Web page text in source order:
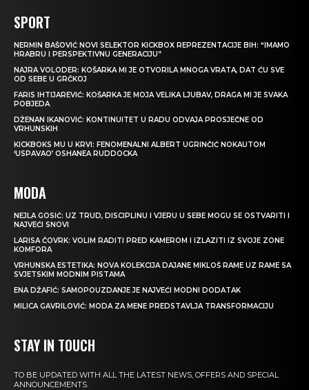
SPORT
NERMIN BAŠOVIĆ NOVI SELEKTOR KICKBOX REPREZENTACIJE BIH: “IMAMO
HRABRU I PERSPEKTIVNU GENERACIJU”
NAJRA VOLODER: KOŠARKA MI JE OTVORILA MNOGA VRATA, DAT ĆU SVE
OD SEBE U GRČKOJ
FARIS IHTIJAREVIĆ: KOŠARKA JE MOJA VELIKA LJUBAV, DRAGA MI JE SVAKA
POBJEDA
DŽENAN IKANOVIĆ: KONTINUITET U RADU ODVAJA PROSJEČNE OD
VRHUNSKIH
KICKBOKS MU U KRVI: FENOMENALNI ALBERT UGRINČIĆ NOKAUTOM
‘USPAVAO’ OSHANEA RUDDOCKA
MODA
NEJLA GOSIĆ: UZ TRUD, DISCIPLINU I VJERU U SEBE MOGU SE OSTVARITI I
NAJVEĆI SNOVI
LARISA ČOVRK: VOLIM RADITI PRED KAMEROM I IZLAZITI IZ SVOJE ZONE
KOMFORA
VRHUNSKA ESTETIKA: NOVA KOLEKCIJA DAJANE MIKLOŠ RAME UZ RAME SA
SVJETSKIM MODNIM PISTAMA
ENA DŽAFIĆ: SAMOPOUZDANJE JE NAJVEĆI MODNI DODATAK
MILICA GAVRILOVIĆ: MODA ZA MENE PREDSTAVLJA TRANSFORMACIJU
STAY IN TOUCH
TO BE UPDATED WITH ALL THE LATEST NEWS, OFFERS AND SPECIAL
ANNOUNCEMENTS.